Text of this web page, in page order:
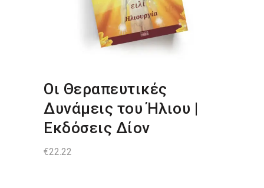
Οι Θεραπευτικές
Δυνάμεις του Ήλιου |
Εκδόσεις Δίον
€22.22